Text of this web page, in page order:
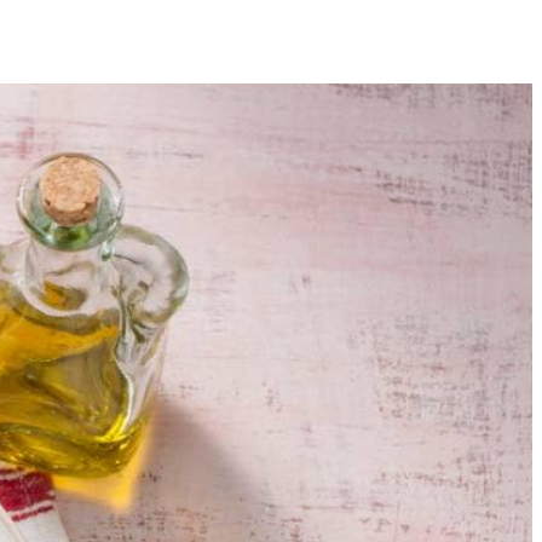
4
doe de deksel op de pan en laat 8 min. op middelhoog vuur